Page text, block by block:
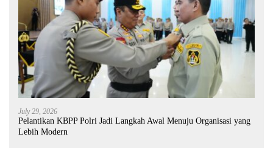
July 29, 2026
Pelantikan KBPP Polri Jadi Langkah Awal Menuju Organisasi yang
Lebih Modern